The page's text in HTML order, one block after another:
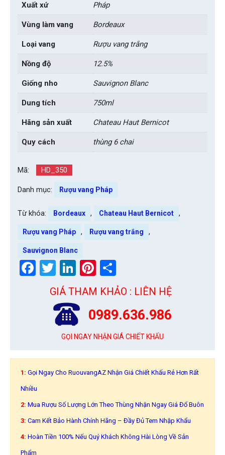
Xuất xứ Pháp
Vùng làm vang Bordeaux
Loại vang Rượu vang trắng
Nồng độ 12.5%
Giống nho Sauvignon Blanc
Dung tích 750ml
Hãng sản xuất Chateau Haut Bernicot
Quy cách thùng 6 chai
Mã: HD_350
Danh mục: Rượu vang Pháp
Từ khóa: Bordeaux , Chateau Haut Bernicot ,
Rượu vang Pháp , Rượu vang trắng ,
Sauvignon Blanc
Facebook
Twitter
LinkedIn
Pinterest
GIÁ THAM KHẢO : LIÊN HỆ
0989.636.986
GỌI NGAY NHẬN GIÁ CHIẾT KHẤU
1: Gọi Ngay Cho RuouvangAZ Nhận Giá Chiết Khấu Rẻ Hơn Rất
Nhiều
2: Mua Rượu Số Lượng Lớn Theo Thùng Nhận Ngay Giá Đổ Buôn
3: Cam Kết Bảo Hành Chính Hãng – Đầy Đủ Tem Nhập Khẩu
4: Hoàn Tiền 100% Nếu Quý Khách Không Hài Lòng Về Sản
Phẩm